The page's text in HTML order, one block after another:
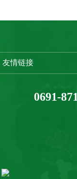
友情链接
0691-